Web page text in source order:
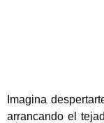
Imagina
arrancando el